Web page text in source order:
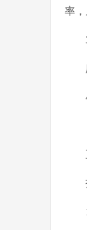
率，